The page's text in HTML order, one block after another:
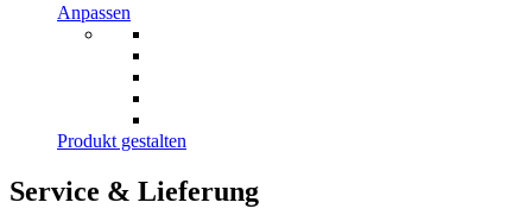
werden
Anpassen
Produkt
weist
mehrere
Varianten
auf.
Die
können
auf
Produkt gestalten
Service & Lieferung